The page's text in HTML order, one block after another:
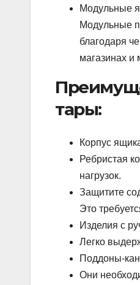
Модульные
Модульные
благодаря
магазинах и
тары:
Корпус
Ребристая
нагрузок.
Защитите
Это
Изделия с
Легко
Поддоны-
Они